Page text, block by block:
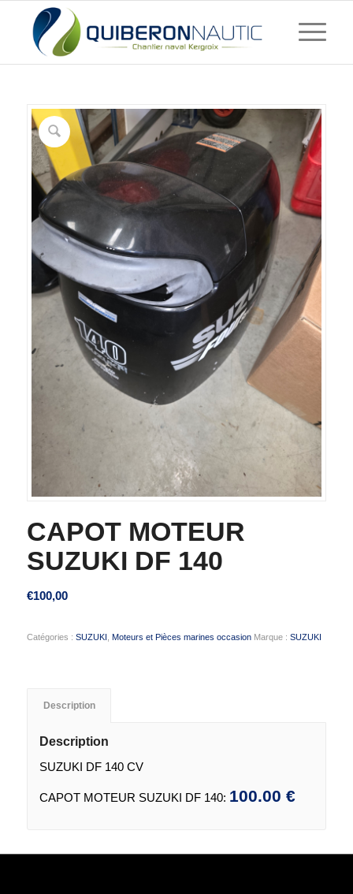
CAPOT MOTEUR
SUZUKI DF 140
€100,00
Catégories : SUZUKI Moteurs et Pièces marines occasion Marque : SUZUKI
Description
Description
SUZUKI DF 140 CV
CAPOT MOTEUR SUZUKI DF 140: 100.00 €